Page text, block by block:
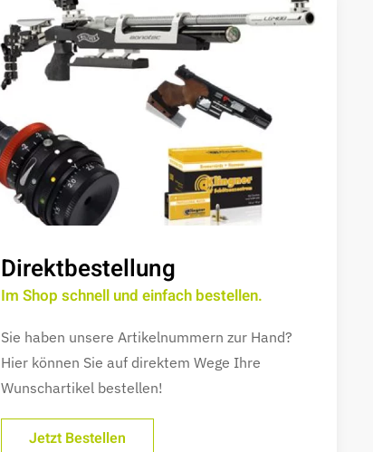
Direktbestellung
Im Shop schnell und einfach bestellen.
Sie haben unsere Artikelnummern zur Hand?
Hier können Sie auf direktem Wege Ihre
Wunschartikel bestellen!
Jetzt Bestellen